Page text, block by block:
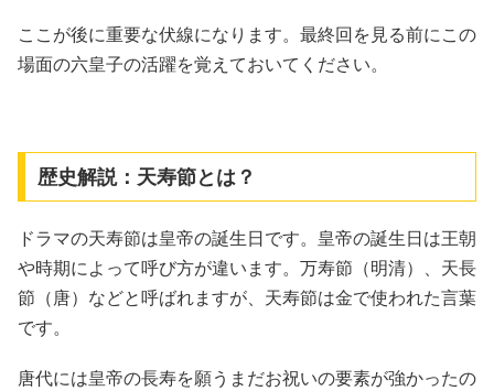
ここが後に重要な伏線になります。最終回を見る前にこの
場面の六皇子の活躍を覚えておいてください。
歴史解説：天寿節とは？
ドラマの天寿節は皇帝の誕生日です。皇帝の誕生日は王朝
や時期によって呼び方が違います。万寿節（明清）、天長
節（唐）などと呼ばれますが、天寿節は金で使われた言葉
です。
唐代には皇帝の長寿を願うまだお祝いの要素が強かったの